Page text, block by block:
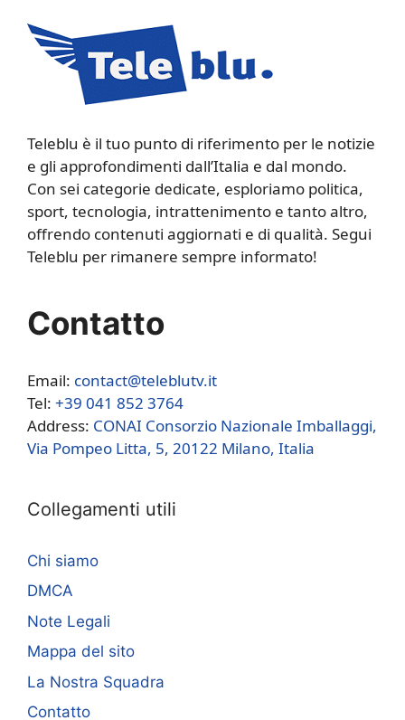
Teleblu è il tuo punto di riferimento per le notizie
e gli approfondimenti dall’Italia e dal mondo.
Con sei categorie dedicate, esploriamo politica,
sport, tecnologia, intrattenimento e tanto altro,
offrendo contenuti aggiornati e di qualità. Segui
Teleblu per rimanere sempre informato!
Contatto
Email: contact@teleblutv.it
Tel: +39 041 852 3764
Address: CONAI Consorzio Nazionale Imballaggi,
Via Pompeo Litta, 5, 20122 Milano, Italia
Collegamenti utili
Chi siamo
DMCA
Note Legali
Mappa del sito
La Nostra Squadra
Contatto